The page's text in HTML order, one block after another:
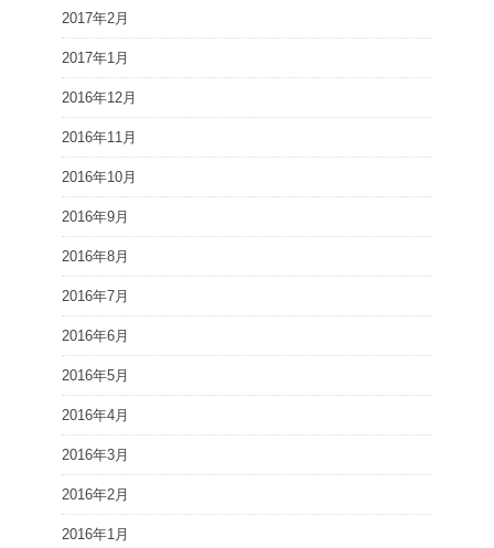
2017年2月
2017年1月
2016年12月
2016年11月
2016年10月
2016年9月
2016年8月
2016年7月
2016年6月
2016年5月
2016年4月
2016年3月
2016年2月
2016年1月